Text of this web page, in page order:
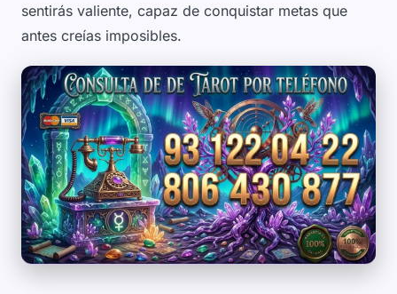
sentirás valiente, capaz de conquistar metas que
antes creías imposibles.